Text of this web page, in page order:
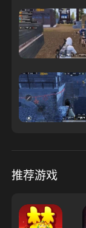
推荐游戏